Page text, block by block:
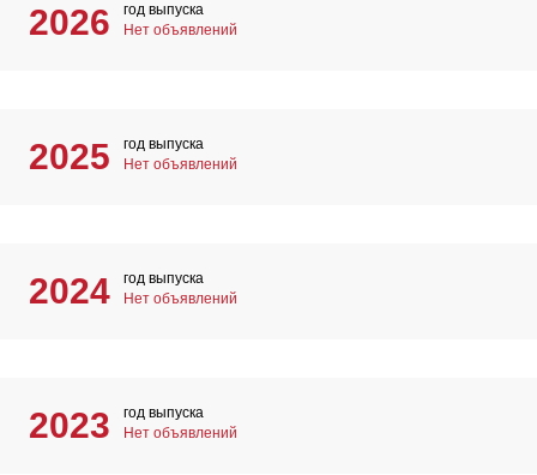
2026
год выпуска
Нет объявлений
2025
год выпуска
Нет объявлений
2024
год выпуска
Нет объявлений
2023
год выпуска
Нет объявлений